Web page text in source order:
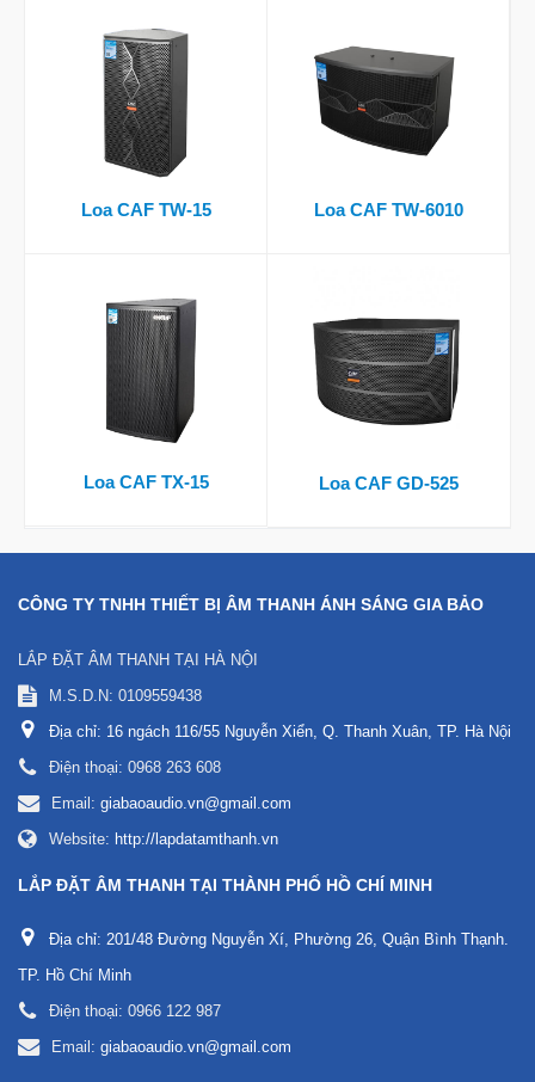
Loa CAF TW-15 Loa CAF TW-6010
Loa CAF TX-15 Loa CAF GD-525
CÔNG TY TNHH THIẾT BỊ ÂM THANH ÁNH SÁNG GIA BẢO
LẮP ĐẶT ÂM THANH TẠI HÀ NỘI
M.S.D.N: 0109559438
Địa chỉ: 16 ngách 116/55 Nguyễn Xiển, Q. Thanh Xuân, TP. Hà Nội
Điện thoại: 0968 263 608
Email: giabaoaudio.vn@gmail.com
Website: http://lapdatamthanh.vn
LẮP ĐẶT ÂM THANH TẠI THÀNH PHỐ HỒ CHÍ MINH
Địa chỉ: 201/48 Đường Nguyễn Xí, Phường 26, Quận Bình Thạnh.
TP. Hồ Chí Minh
Điện thoại: 0966 122 987
Email: giabaoaudio.vn@gmail.com